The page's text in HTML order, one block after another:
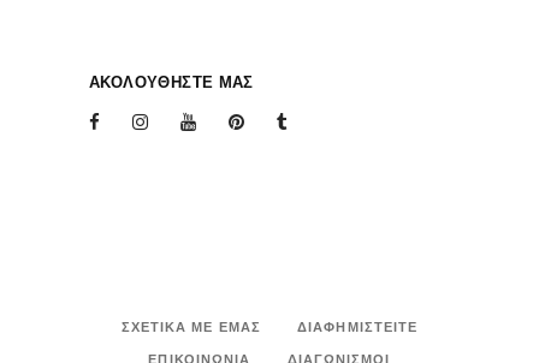
ΑΚΟΛΟΥΘΗΣΤΕ ΜΑΣ
ΣΧΕΤΙΚΑ ΜΕ ΕΜΑΣ
ΔΙΑΦΗΜΙΣΤΕΙΤΕ
ΕΠΙΚΟΙΝΩΝΙΑ
ΔΙΑΓΩΝΙΣΜΟΙ